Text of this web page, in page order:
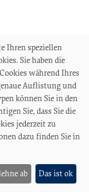
Ihren speziellen
Sie haben die
während Ihres
Auflistung und
können Sie in den
Sie, dass Sie die
jederzeit zu
dazu finden Sie in
ab Das ist ok